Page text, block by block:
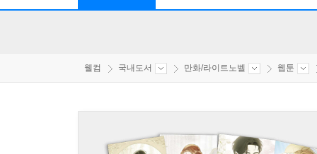
웰컴 국내도서 만화/라이트노벨 웹툰